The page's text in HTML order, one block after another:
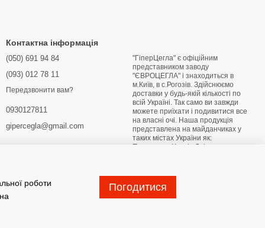
Контактна інформація
(050) 691 94 84
(093) 012 78 11
Передзвонити вам?
0930127811
gipercegla@gmail.com
"ГіперЦегла" є офіційним
представником заводу
"ЄВРОЦЕГЛА" і знаходиться в
м.Київ, в с.Рогозів. Здійснюємо
доставки у будь-якій кількості по
всій Україні. Так само ви завжди
можете приїхати і подивитися все
на власні очі. Наша продукція
представлена на майданчиках у
таких містах України як:
Переяслав Харків Дніпро
Мапа проїзду
роботи
Погодитися